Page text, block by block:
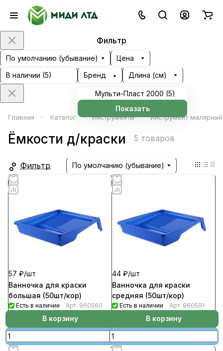
Фильтр
По умолчанию (убывание)
Цена
В наличии (5) Бренд
Мульти-Пласт 2000 (5)
Показать
Длина (см)
Главная – Каталог – Инструменты – Инструмент
Ёмкости д/краски 5 товаров
Фильтр По умолчанию (убывание)
57 ₽/шт
Ванночка для краски
большая (50шт/кор)
Есть в наличии Арт. 960560
В корзину
44 ₽/шт
Ванночка для краски
средняя (50шт/кор)
Есть в наличии Арт. 960591
В корзину